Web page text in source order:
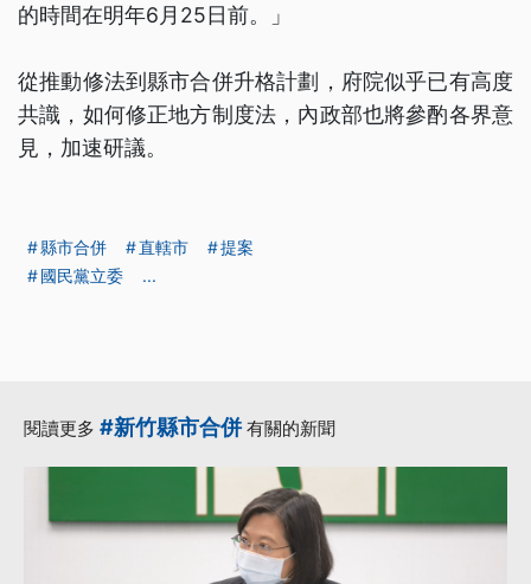
的時間在明年6月25日前。」
從推動修法到縣市合併升格計劃，府院似乎已有高度
共識，如何修正地方制度法，內政部也將參酌各界意
見，加速研議。
縣市合併 直轄市
提案
國民黨立委
...
閱讀更多 #新竹縣市合併有關的新聞